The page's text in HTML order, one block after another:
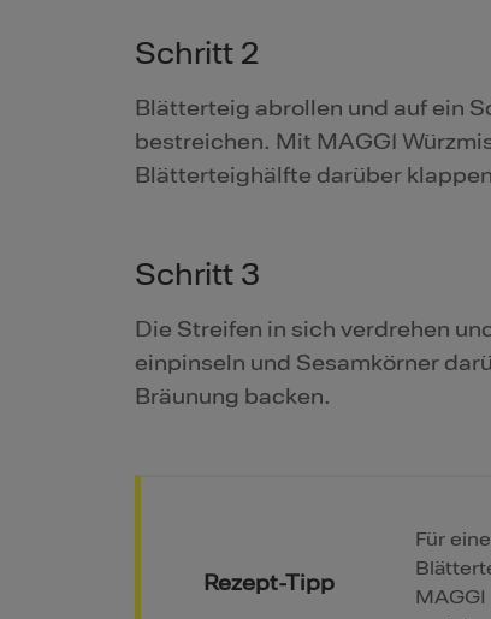
Schritt 2
Blätterteig abrollen und auf ein
bestreichen. Mit MAGGI
Blätterteighälfte darüber
Schritt 3
Die Streifen in sich verdrehen
einpinseln und Sesamkörner
Bräunung backen.
Rezept-Tipp
Für